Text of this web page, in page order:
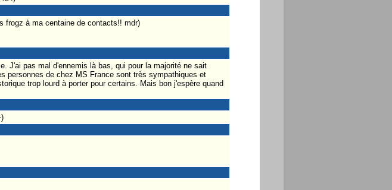
frogz à ma centaine de contacts!! mdr)
J'ai pas mal d'ennemis là bas, qui pour la majorité ne sait
personnes de chez MS France sont très sympathiques et
trop lourd à porter pour certains. Mais bon j'espère quand